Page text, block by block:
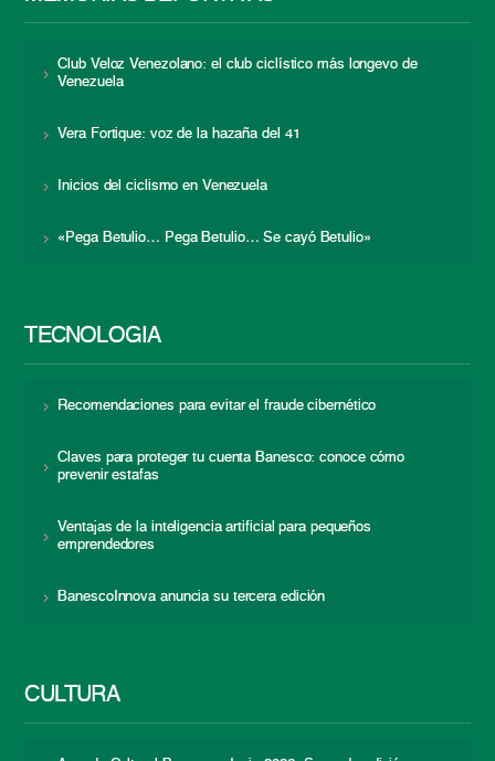
Club Veloz Venezolano: el club ciclístico más longevo de
Venezuela
Vera Fortique: voz de la hazaña del 41
Inicios del ciclismo en Venezuela
«Pega Betulio… Pega Betulio… Se cayó Betulio»
TECNOLOGÍA
Recomendaciones para evitar el fraude cibernético
Claves para proteger tu cuenta Banesco: conoce cómo
prevenir estafas
Ventajas de la inteligencia artificial para pequeños
emprendedores
BanescoInnova anuncia su tercera edición
CULTURA